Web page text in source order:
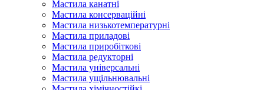
Мастила канатні
Мастила консерваційні
Мастила низькотемпературні
Мастила приладові
Мастила приробіткові
Мастила редукторні
Мастила універсальні
Мастила ущільнювальні